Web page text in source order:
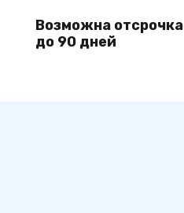
Возможна отсрочка
до 90 дней